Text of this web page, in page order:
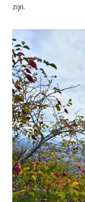
zijn.